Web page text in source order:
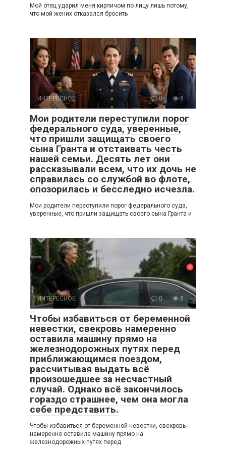
Мой отец ударил меня кирпичом по лицу лишь потому,
что мой жених отказался бросить
ИНТЕРЕСНОЕ 0 8
Мои родители переступили порог
федерального суда, уверенные,
что пришли защищать своего
сына Гранта и отстаивать честь
нашей семьи. Десять лет они
рассказывали всем, что их дочь не
справилась со службой во флоте,
опозорилась и бесследно исчезла.
Мои родители переступили порог федерального суда,
уверенные, что пришли защищать своего сына Гранта и
ИНТЕРЕСНОЕ 0 8
Чтобы избавиться от беременной
невестки, свекровь намеренно
оставила машину прямо на
железнодорожных путях перед
приближающимся поездом,
рассчитывая выдать всё
произошедшее за несчастный
случай. Однако всё закончилось
гораздо страшнее, чем она могла
себе представить.
Чтобы избавиться от беременной невестки, свекровь
намеренно оставила машину прямо на
железнодорожных путях перед